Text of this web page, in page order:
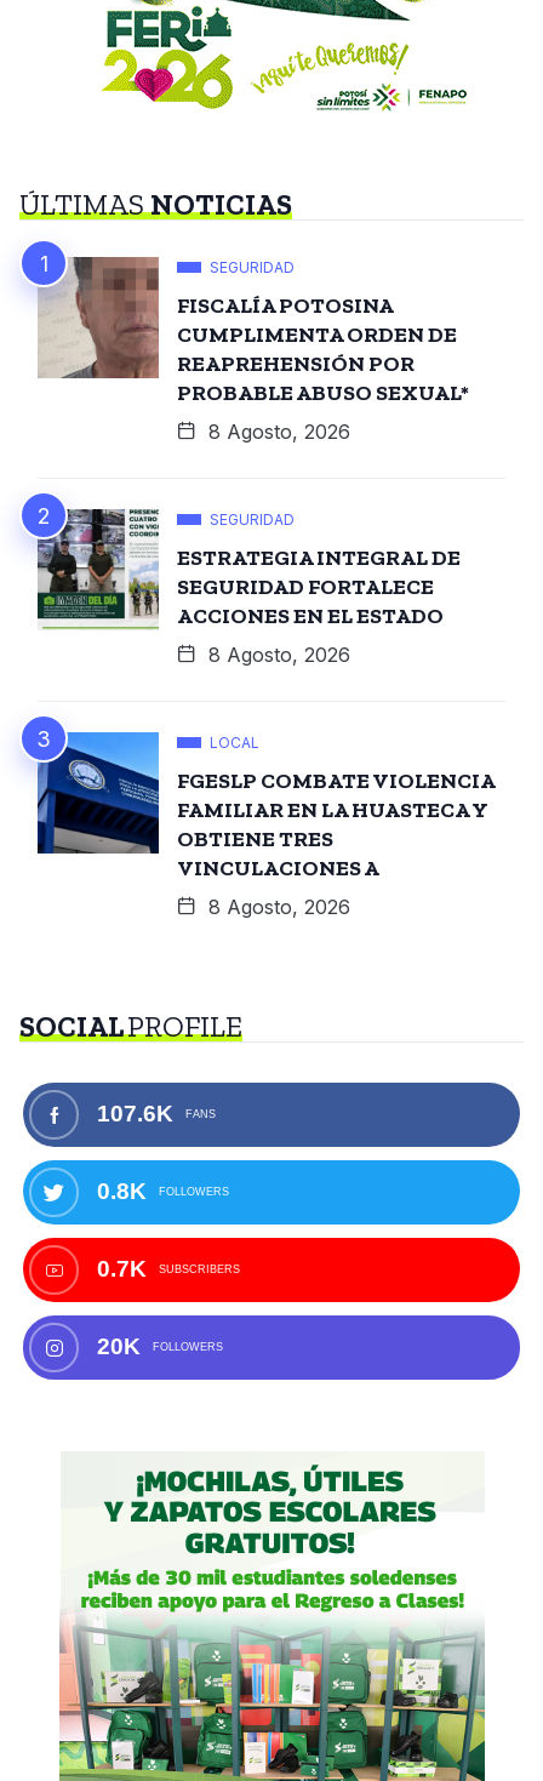
ÚLTIMASNOTICIAS
SEGURIDAD
FISCALÍA POTOSINA
CUMPLIMENTA ORDEN DE
REAPREHENSIÓN POR
PROBABLE ABUSO SEXUAL*
8 Agosto, 2026
SEGURIDAD
ESTRATEGIA INTEGRAL DE
SEGURIDAD FORTALECE
ACCIONES EN EL ESTADO
8 Agosto, 2026
LOCAL
FGESLP COMBATE VIOLENCIA
FAMILIAR EN LA HUASTECA Y
OBTIENE TRES
VINCULACIONES A
8 Agosto, 2026
SOCIALPROFILE
107.6K FANS
0.8K FOLLOWERS
0.7K SUBSCRIBERS
20K FOLLOWERS